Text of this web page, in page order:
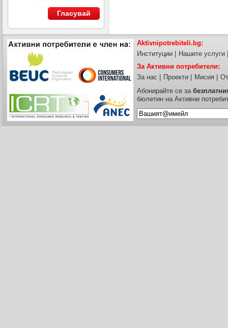
Гласувай
Aktivnipotrebiteli.bg:
Институции
Нашите услуги
За Активни потребители:
За нас
Проекти Мисия
Абонирайте се за
бюлетин на Активни